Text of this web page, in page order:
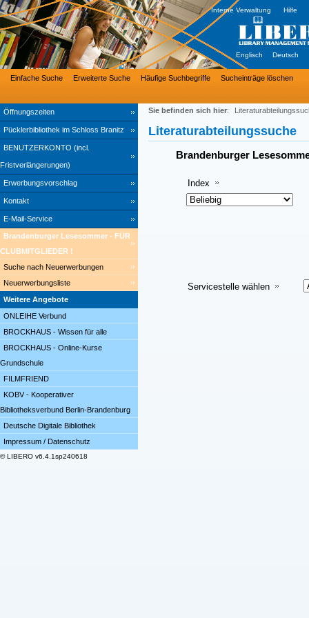
Öffnungszeiten
Pücklerbibliothek im Schloss Branitz
BENUTZERKONTO (incl.
Fristverlängerungen)
Erwerbungsvorschlag
Kontakt
E-Mail-Service
Einfache Suche Erweiterte Suche Häufige Suchbegriffe Sucheinträge löschen
Interne Verwaltung Hilfe
Englisch Deutsch
Brandenburger Lesesommer - FÜR
CLUBMITGLIEDER !
Suche nach Neuerwerbungen
Neuerwerbungsliste
Weitere Angebote
ONLEIHE Verbund
BROCKHAUS - Wissen für alle
BROCKHAUS - Online-Kurse
Grundschule
FILMFRIEND
KOBV - Kooperativer
Bibliotheksverbund Berlin-Brandenburg
Deutsche Digitale Bibliothek
Impressum / Datenschutz
© LIBERO v6.4.1sp240618
Sie befinden sich hier:
Literaturabteilungssuche
Brandenburger
Servicestelle wählen
Index